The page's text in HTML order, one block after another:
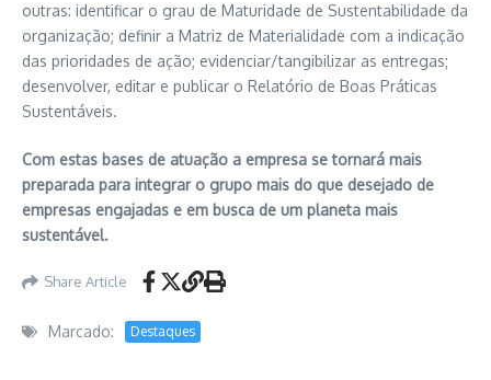
outras: identificar o grau de Maturidade de Sustentabilidade da
organização; definir a Matriz de Materialidade com a indicação
das prioridades de ação; evidenciar/tangibilizar as entregas;
desenvolver, editar e publicar o Relatório de Boas Práticas
Sustentáveis.
Com estas bases de atuação a empresa se tornará mais
preparada para integrar o grupo mais do que desejado de
empresas engajadas e em busca de um planeta mais
sustentável.
Share Article
Marcado: Destaques